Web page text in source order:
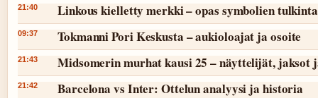
21:40 Linkous kielletty merkki – opas symbolien
09:37 Tokmanni Pori Keskusta – aukioloajat ja osoite
21:43 Midsomerin murhat kausi 25 – näyttelijät, jaksot
21:42 Barcelona vs Inter: Ottelun analyysi ja historia